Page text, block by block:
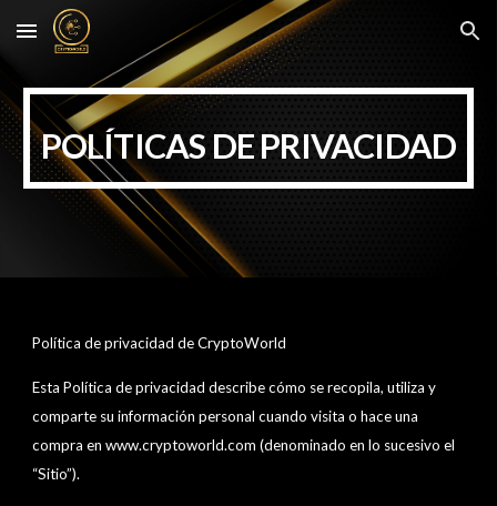
Skip to main content Skip to navigation
POLÍTICAS DE PRIVACIDAD
Política de privacidad de CryptoWorld
Esta Política de privacidad describe cómo se recopila, utiliza y
comparte su información personal cuando visita o hace una
compra en www.cryptoworld.com (denominado en lo sucesivo el
“Sitio”).